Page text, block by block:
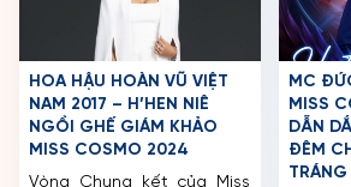
TRANG CHỦ
60 thí
HOA HẬU HOÀN VŨ VIỆT
NAM 2017 – H’HEN NIÊ
NGỒI GHẾ GIÁM KHẢO
MISS COSMO 2024
Vòng Chung kết của Miss
MC
MISS
DẪN
ĐÊM
TRÁNG